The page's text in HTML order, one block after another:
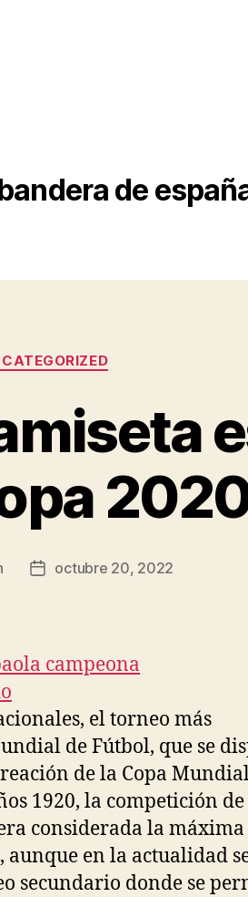
de
Categorías
Fechaoctubre 20, 2022
el torneo más
de Fútbol, que se
de la Copa
1920, la competición
considerada la máxima
en la actualidad
secundario donde se